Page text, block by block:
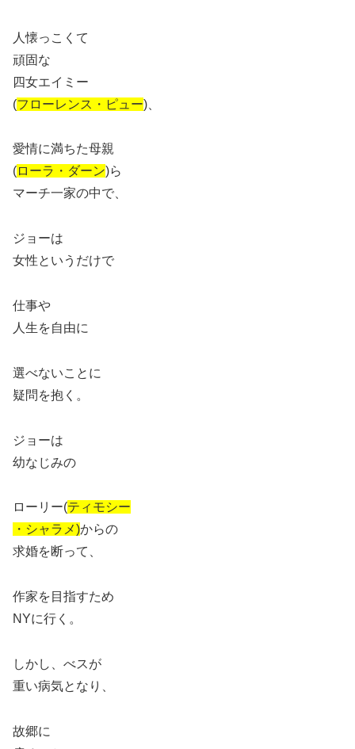
人懐っこくて
頑固な
四女エイミー
(フローレンス・ピュー)、
愛情に満ちた母親
(ローラ・ダーン)ら
マーチ一家の中で、
ジョーは
女性というだけで
仕事や
人生を自由に
選べないことに
疑問を抱く。
ジョーは
幼なじみの
ローリー(ティモシー
・シャラメ)からの
求婚を断って、
作家を目指すため
NYに行く。
しかし、べスが
重い病気となり、
故郷に